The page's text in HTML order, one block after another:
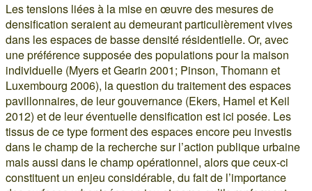
Les tensions liées à la mise en œuvre des mesures de
densification seraient au demeurant particulièrement vives
dans les espaces de basse densité résidentielle. Or, avec
une préférence supposée des populations pour la maison
individuelle (Myers et Gearin 2001; Pinson, Thomann et
Luxembourg 2006), la question du traitement des espaces
pavillonnaires, de leur gouvernance (Ekers, Hamel et Keil
2012) et de leur éventuelle densification est ici posée. Les
tissus de ce type forment des espaces encore peu investis
dans le champ de la recherche sur l’action publique urbaine
mais aussi dans le champ opérationnel, alors que ceux-ci
constituent un enjeu considérable, du fait de l’importance